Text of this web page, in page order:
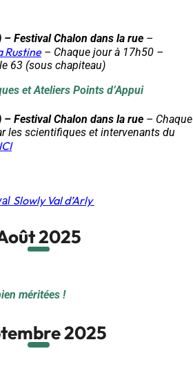
– Festival Chalon dans la rue –
Rustine– Chaque jour à 17h50 –
63 (sous chapiteau)
et Ateliers Points d’Appui
– Festival Chalon dans la rue – Chaque
les scientifiques et intervenants du
ICI
Slowly Val d’Arly
2025
méritées !
2025